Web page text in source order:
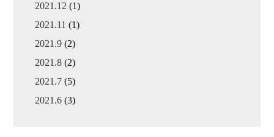
2021.12 (1)
2021.11 (1)
2021.9 (2)
2021.8 (2)
2021.7 (5)
2021.6 (3)